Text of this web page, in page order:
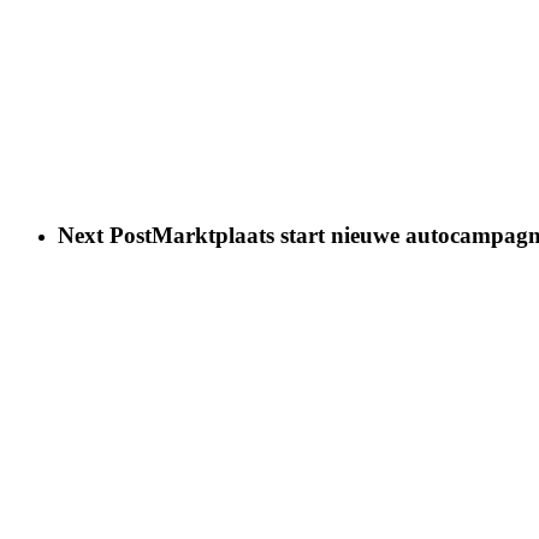
Next PostMarktplaats start nieuwe